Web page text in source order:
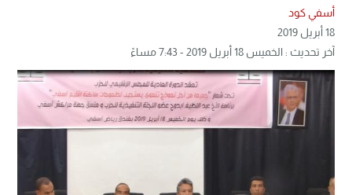
أسفي كود
18 أبريل 2019
آخر تحديث : الخميس 18 أبريل 2019 - 7:43 مساءً